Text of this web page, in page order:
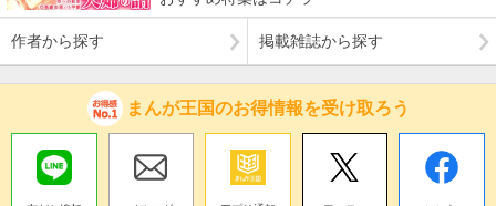
作者から探す 掲載雑誌から探す
まんが王国のお得情報を受け取ろう